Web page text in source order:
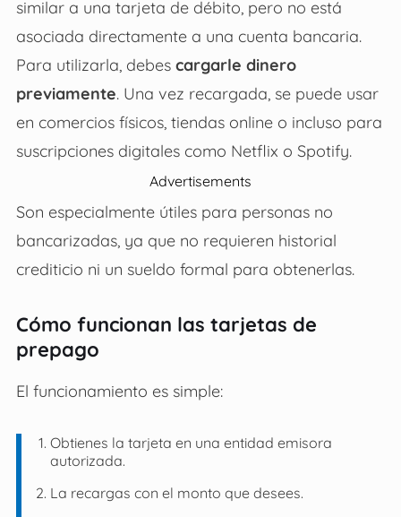
similar a una tarjeta de débito, pero no está
asociada directamente a una cuenta bancaria.
Para utilizarla, debes cargarle dinero
previamente. Una vez recargada, se puede usar
en comercios físicos, tiendas online o incluso para
suscripciones digitales como Netflix o Spotify.
Advertisements
Son especialmente útiles para personas no
bancarizadas, ya que no requieren historial
crediticio ni un sueldo formal para obtenerlas.
Cómo funcionan las tarjetas de
prepago
El funcionamiento es simple:
Obtienes la tarjeta en una entidad emisora
autorizada.
La recargas con el monto que desees.